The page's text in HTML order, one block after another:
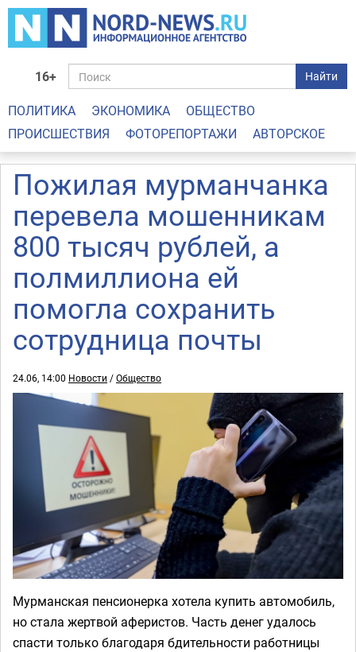
16+ Найти
ПОЛИТИКА ЭКОНОМИКА
ОБЩЕСТВО
ПРОИСШЕСТВИЯ
ФОТОРЕПОРТАЖИ АВТОРСКОЕ
Пожилая мурманчанка
перевела мошенникам
800 тысяч рублей, а
полмиллиона ей
помогла сохранить
сотрудница почты
24.06, 14:00 Новости /Общество
Мурманская пенсионерка хотела купить автомобиль,
но стала жертвой аферистов. Часть денег удалось
спасти только благодаря бдительности работницы